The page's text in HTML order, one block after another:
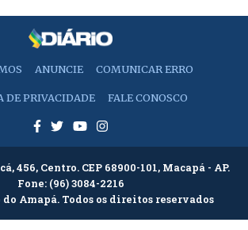
ANUNCIE COMUNICAR ERRO
DE PRIVACIDADE FALE CONOSCO
456, Centro. CEP 68900-101, Macapá - AP.
Fone: (96) 3084-2216
Amapá. Todos os direitos reservados